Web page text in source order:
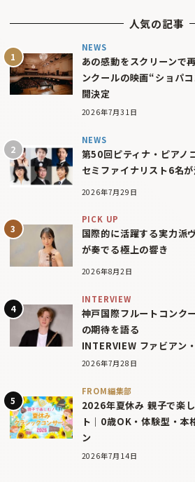
人気の記事
NEWS
あの感動をスクリーンで
ンクールの映画“ショパ
開決定
2026年7月31日
NEWS
第50回ピティナ・ピアノ
セミファイナリスト6名
2026年7月29日
PICK UP
国際的に活躍する実力派
が奏でる極上の響き
2026年8月2日
INTERVIEW
神戸国際フルートコンク
の期待を語る
INTERVIEW ファビアン
2026年7月28日
FROM編集部
2026年夏休み 親子で楽
ト｜0歳OK・体験型・本
ン
2026年7月14日